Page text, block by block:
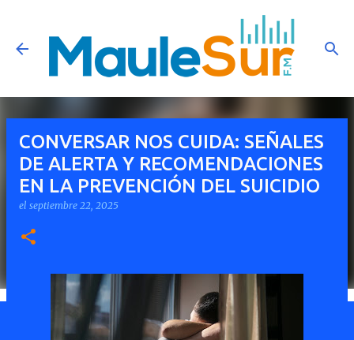
Ir al contenido principal
CONVERSAR NOS CUIDA: SEÑALES
DE ALERTA Y RECOMENDACIONES
EN LA PREVENCIÓN DEL SUICIDIO
el septiembre 22, 2025